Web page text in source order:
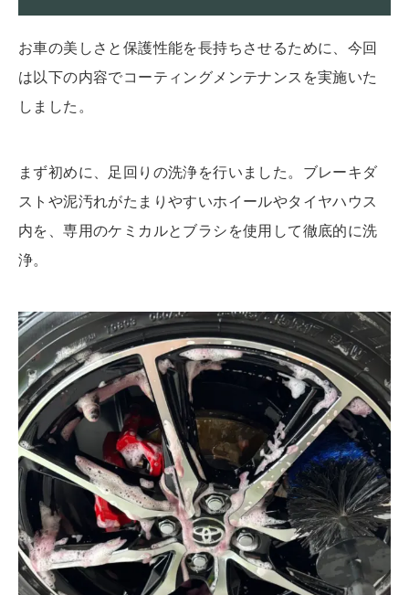
お車の美しさと保護性能を長持ちさせるために、今回
は以下の内容でコーティングメンテナンスを実施いた
しました。
まず初めに、 足回りの洗浄を行いました。 ブレーキダ
ストや泥汚れがたまりやすいホイールやタイヤハウス
内を、専用のケミカルとブラシを使用して徹底的に洗
浄。